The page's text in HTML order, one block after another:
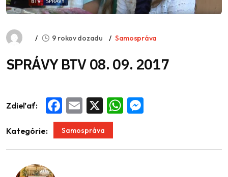
9 rokov dozadu Samospráva
SPRÁVY BTV 08. 09. 2017
Zdieľať: Facebook
Email WhatsApp
Kategórie: Samospráva